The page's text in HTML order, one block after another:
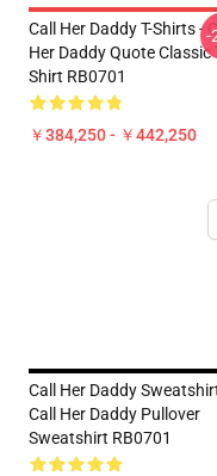
Call Her Daddy T-Shirts -
Her Daddy Quote Classic T-
Shirt RB0701
￥384,250 - ￥442,250
-
Call Her Daddy
Call Her Daddy Pullover
Sweatshirt RB0701